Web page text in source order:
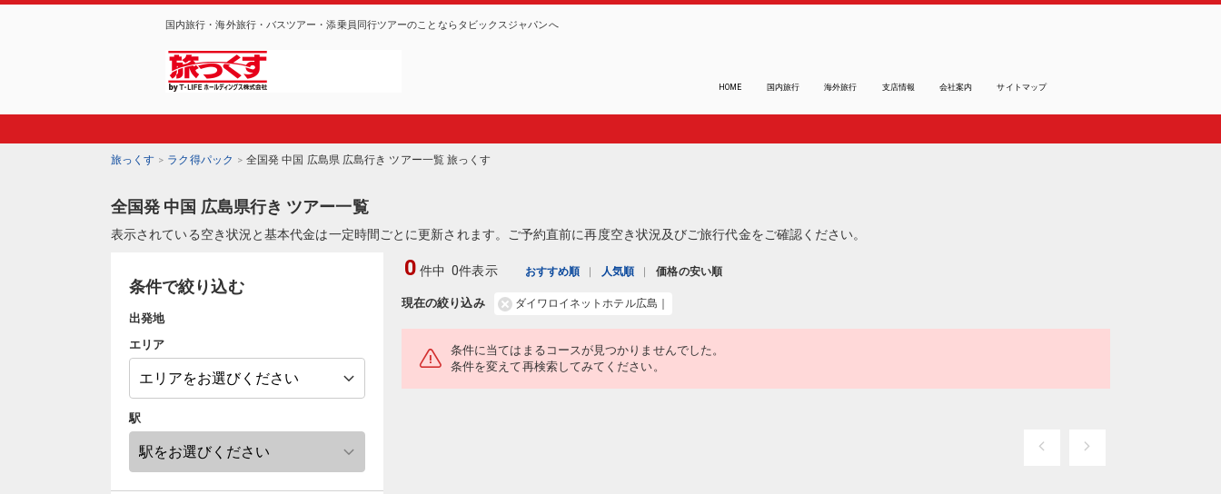
国内旅行・海外旅行・バスツアー・添乗員同行ツアーのことならタビックスジャパンへ
HOME 国内旅行 海外旅行 支店情報 会社案内 サイトマップ
旅っくす ラク得パック 全国発 中国 広島県 広島行き ツアー一覧 旅っくす
全国発 中国 広島県行き ツアー一覧
表示されている空き状況と基本代金は一定時間ごとに更新されます。ご予約直前に再度空き状況及びご旅行代金をご確認ください。
条件で絞り込む
出発地
エリア
駅
現在の絞り込み ダイワロイネットホテル広島｜
0 件中 0件表示 おすすめ順 人気順 価格の安い順
条件に当てはまるコースが見つかりませんでした。
条件を変えて再検索してみてください。